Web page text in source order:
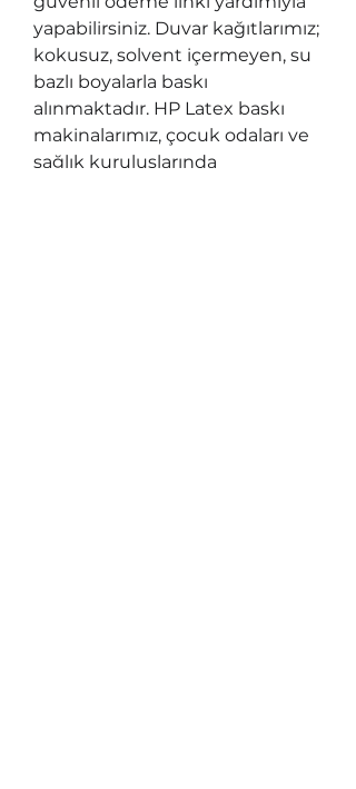
yapabilirsiniz. Duvar kağıtlarımız;
kokusuz, solvent içermeyen, su
bazlı boyalarla baskı
alınmaktadır. HP Latex baskı
makinalarımız, çocuk odaları ve
sağlık kuruluşlarında